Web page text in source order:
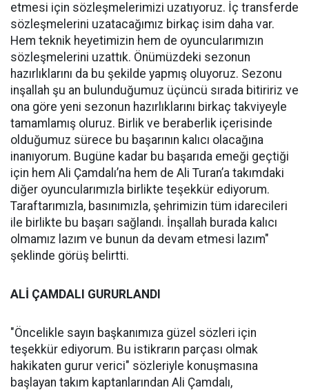
etmesi için sözleşmelerimizi uzatıyoruz. İç transferde
sözleşmelerini uzatacağımız birkaç isim daha var.
Hem teknik heyetimizin hem de oyuncularımızın
sözleşmelerini uzattık. Önümüzdeki sezonun
hazırlıklarını da bu şekilde yapmış oluyoruz. Sezonu
inşallah şu an bulunduğumuz üçüncü sırada bitiririz ve
ona göre yeni sezonun hazırlıklarını birkaç takviyeyle
tamamlamış oluruz. Birlik ve beraberlik içerisinde
olduğumuz sürece bu başarının kalıcı olacağına
inanıyorum. Bugüne kadar bu başarıda emeği geçtiği
için hem Ali Çamdalı’na hem de Ali Turan’a takımdaki
diğer oyuncularımızla birlikte teşekkür ediyorum.
Taraftarımızla, basınımızla, şehrimizin tüm idarecileri
ile birlikte bu başarı sağlandı. İnşallah burada kalıcı
olmamız lazım ve bunun da devam etmesi lazım"
şeklinde görüş belirtti.
ALİ ÇAMDALI GURURLANDI
"Öncelikle sayın başkanımıza güzel sözleri için
teşekkür ediyorum. Bu istikrarın parçası olmak
hakikaten gurur verici" sözleriyle konuşmasına
başlayan takım kaptanlarından Ali Çamdalı,